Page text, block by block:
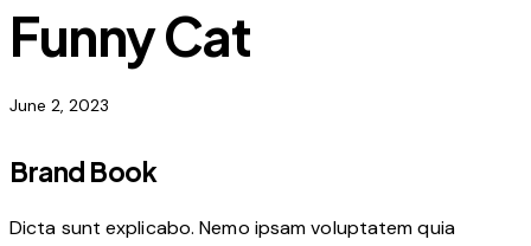
Funny Cat
June 2, 2023
Brand Book
Dicta sunt explicabo. Nemo ipsam voluptatem quia